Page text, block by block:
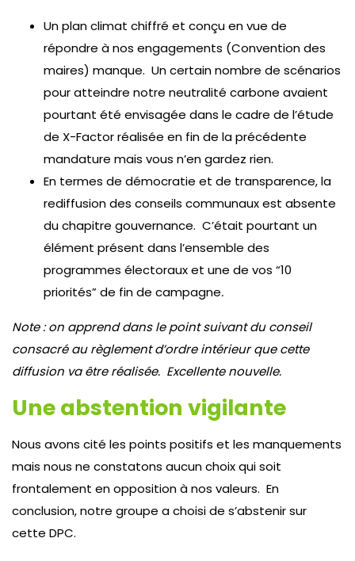
Un plan climat chiffré et conçu en vue de
répondre à nos engagements (Convention des
maires) manque. Un certain nombre de scénarios
pour atteindre notre neutralité carbone avaient
pourtant été envisagée dans le cadre de l’étude
de X-Factor réalisée en fin de la précédente
mandature mais vous n’en gardez rien.
En termes de démocratie et de transparence, la
rediffusion des conseils communaux est absente
du chapitre gouvernance. C’était pourtant un
élément présent dans l’ensemble des
programmes électoraux et une de vos “10
priorités” de fin de campagne.
Note : on apprend dans le point suivant du conseil
consacré au règlement d’ordre intérieur que cette
diffusion va être réalisée. Excellente nouvelle.
Une abstention vigilante
Nous avons cité les points positifs et les manquements
mais nous ne constatons aucun choix qui soit
frontalement en opposition à nos valeurs. En
conclusion, notre groupe a choisi de s’abstenir sur
cette DPC.